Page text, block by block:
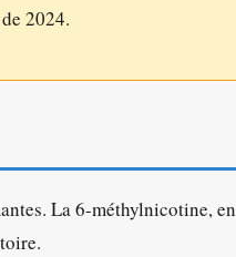
2024.
La 6-méthylnicotine,